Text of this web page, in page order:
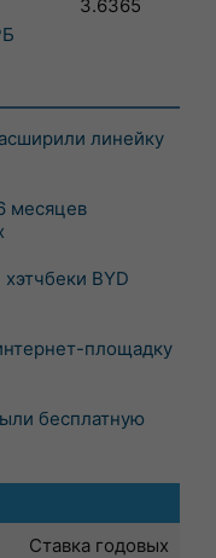
3.6365
линейку
месяцев
BYD
площадку
бесплатную
Ставка годовых